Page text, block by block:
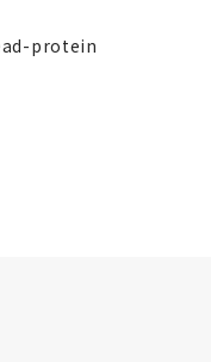
protein